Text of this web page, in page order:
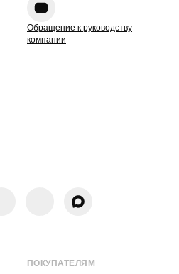
Обращение к руководству
компании
ПОКУПАТЕЛЯМ